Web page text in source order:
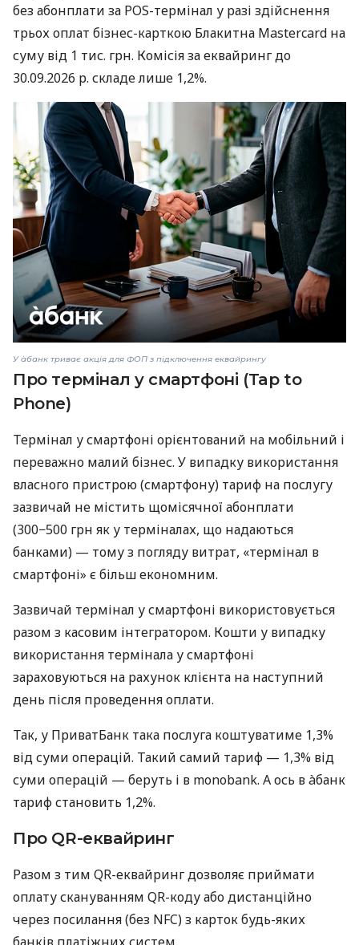
без абонплати за POS-термінал у разі здійснення
трьох оплат бізнес-карткою Блакитна Mastercard на
суму від 1 тис. грн. Комісія за еквайринг до
30.09.2026 р. складе лише 1,2%.
У àбанк триває акція для ФОП з підключення еквайрингу
Про термінал у смартфоні (Tap to
Phone)
Термінал у смартфоні орієнтований на мобільний і
переважно малий бізнес. У випадку використання
власного пристрою (смартфону) тариф на послугу
зазвичай не містить щомісячної абонплати
(300−500 грн як у терміналах, що надаються
банками) — тому з погляду витрат, «термінал в
смартфоні» є більш економним.
Зазвичай термінал у смартфоні використовується
разом з касовим інтегратором. Кошти у випадку
використання термінала у смартфоні
зараховуються на рахунок клієнта на наступний
день після проведення оплати.
Так, у ПриватБанк така послуга коштуватиме 1,3%
від суми операцій. Такий самий тариф — 1,3% від
суми операцій — беруть і в monobank. А ось в àбанк
тариф становить 1,2%.
Про QR-еквайринг
Разом з тим QR-еквайринг дозволяє приймати
оплату скануванням QR-коду або дистанційно
через посилання (без NFC) з карток будь-яких